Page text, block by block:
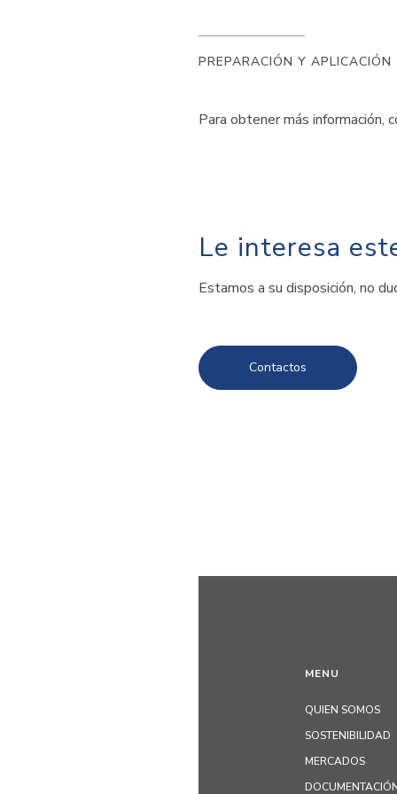
PREPARACIÓN Y APLICACIÓN
Para obtener más información,
Le interesa
Estamos a su disposición, no
Contactos
MENU
QUIEN SOMOS
SOSTENIBILIDAD
MERCADOS